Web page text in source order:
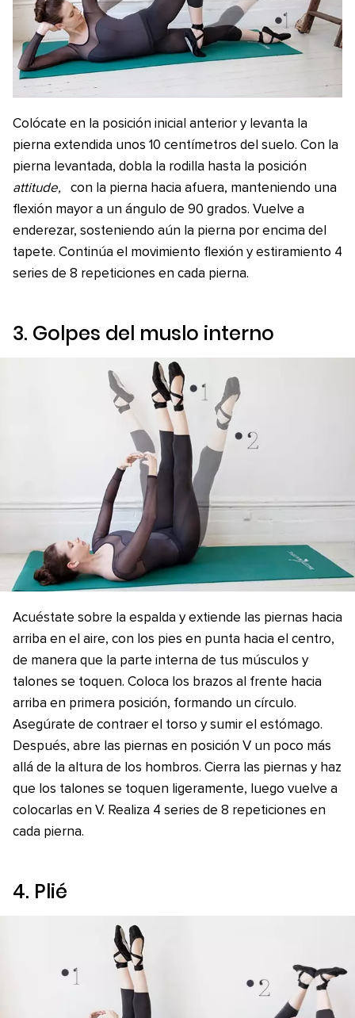
Colócate en la posición inicial anterior y levanta la
pierna extendida unos 10 centímetros del suelo. Con la
pierna levantada, dobla la rodilla hasta la posición
attitude,
con la pierna hacia afuera, manteniendo una
flexión mayor a un ángulo de 90 grados. Vuelve a
enderezar, sosteniendo aún la pierna por encima del
tapete. Continúa el movimiento flexión y estiramiento 4
series de 8 repeticiones en cada pierna.
3. Golpes del muslo interno
Acuéstate sobre la espalda y extiende las piernas hacia
arriba en el aire, con los pies en punta hacia el centro,
de manera que la parte interna de tus músculos y
talones se toquen. Coloca los brazos al frente hacia
arriba en primera posición, formando un círculo.
Asegúrate de contraer el torso y sumir el estómago.
Después, abre las piernas en posición V un poco más
allá de la altura de los hombros. Cierra las piernas y haz
que los talones se toquen ligeramente, luego vuelve a
colocarlas en V. Realiza 4 series de 8 repeticiones en
cada pierna.
4. Plié